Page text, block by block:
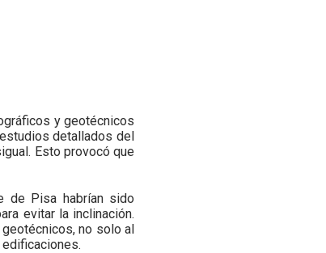
y geotécnicos
detallados del
Esto provocó que
de Pisa habrían sido
evitar la inclinación.
no solo al